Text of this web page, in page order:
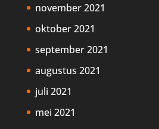
november 2021
oktober 2021
september 2021
augustus 2021
juli 2021
mei 2021